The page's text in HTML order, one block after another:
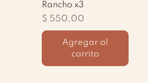
Rancho x3
Precio
$ 550,00
Agregar al
carrito